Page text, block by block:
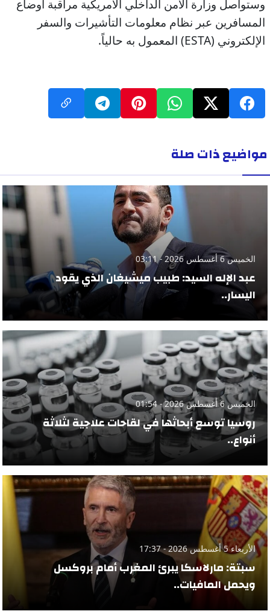
وستواصل وزارة الأمن الداخلي الأمريكية مراقبة أوضاع
المسافرين عبر نظام معلومات التأشيرات والسفر
الإلكتروني (ESTA) المعمول به حالياً.
مواضيع ذات صلة
الخميس 6 أغسطس 2026 - 03:11
عبد الإله السيد: طبيب ميشيغان الذي يقود
اليسار..
الخميس 6 أغسطس 2026 - 01:54
روسيا توسع أبحاثها في لقاحات علاجية لثلاثة
أنواع..
الأربعاء 5 أغسطس 2026 - 17:37
سبتة: مارلاسكا يبرئ المغرب أمام بروكسل
ويحمل المافيات..